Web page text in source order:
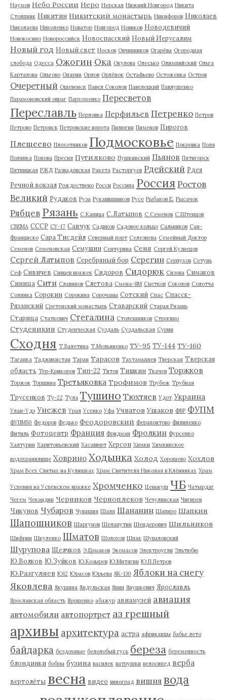
Наумов Небо России Неро Нерская Нижний Новгород Никита
Столпник Никитин Никитский монастырь Никифоров Николаев
Николаева Николенко Новатор Новгород Новиков Новодевичий
Новокосино Новороссийск Новоспасский Новый Иерусалим
Новый год Новый свет Носков Овчинников Огарёва Огородная
слобода Одесса Ожогин Ока Окулова Олесько Олимпийский Ольга
Карталова Ольгово Опарин Орлов Орлёнок Остафьево Остоженка Остров
Очеретный Ошевенск Павел Соколов Павелецкий Павлушенко
Парамоновский овраг Пархоменко Пересветов
Переславль Перловка Перфильев Петренко Петров
Петрово Петровск Петровские ворота Пилюгин Пименов Пирогов
Плещеево Плохотников Подмосковье Покровка Поля
Полянка Попова Пресня Путилково Пушкинский Пьянов Пятигорск
Пятницкая РЖД Развадовская Ракета Расторгуев Рдейский Рдея
Речной вокзал Рождествено Росси Россина Россия Ростов
Великий Рудаков Руза Рукавишников Русе Рыбаков Е. Рысачок
Рябцев Рязань С.Капица С.Латыпов С.Семенов С.Штенцов
СВЕМА СССР СУ-17 Савчук Садиков Садовое кольцо Сальников Сан-
Франциско Сара Тисдейл Северный порт Селезнева Семейный Доктор
Семенов Семеновская Семушин Сенчурина Сеня Сергей Кузнецов
Сергей Латыпов Серебряный бор Серегин Серпухов Сетунь
Сеф Сивичев Сивцев вражек Сидоров Сидорюк Сизова Симаков
Синица Сити Славянов Слетова Смена-8М Снетков Соколов Солотча
Солянка Сорокин Сорокина Сорочаны Сотский Спас Спасск-
Рязанский Сретенский монастырь Ставарский Старая Рязань
Старица Статкевич Стегалина Столешников Строгино
Студеникин Студенческая Суздаль Суздальская Сурин
Сходня Т.Валетина Т.Мельяненко ТУ-95 ТУ-144 ТУ-160
Таганка Таджикистан Таран Тарасов Тахтамышев Тверская Тверская
область Тер-Крикоров Тип-22 Титов Тишкин Ткачев Торжков
Торжок Торшина Третьяковка Трофимов Трубеж Трубная
Трусенков Ту-22 Тула Тушино Тюхтяев Удот Украина
Улан-Удэ Унежев Урал Усенко Уфа Учватов Ушаков ФВР ФУПМ
ФУПМ50 Федоров Федько Феодоровский Ферапонтово Филипенко
Фитиль Фотоцентр Франция Фридман Фролкин Фурсенко
Халтурин Харитоньевский Хасавюрт Херсон Химки Химкинское
водохранилище Ховрино Ходынка Холод Хорошево Хохлов
Храм Всех Святых на Кулишках Храм Святителя Николая в Клённиках Храм
Успения на Успенском вражке Хромченко Ценькуш ЧБ Чатырдаг
Чегем Чекандин Черников Черноплеков Чечулинская Чигирев
Чикунов Чубаров Чувашия Шаля Шананин Шапиро Шапкин
Шапошников Шаргунов Шелапутин Шендерович Шильников
Шифрин Шкуленко Шматов Шолохов Шпак Шуваловский
Шурупова Щелчков Э.Ермаков Экомасов Электроугли Эльтюбю
Ю.Волков Ю.Зуйков Ю.Козырев Ю.Митягин Ю.П.Петров
Ю.Разгуляев Ю12 Юрасов Юрьева ЯК-130 Яблоки на снегу
Яковлева Якушина Яндульская Янин Янушкевич Ярославль
Ярославская область Ярошенко абажур авиамузей авиация
автомобили автопортрет аз грешный
архивы архитектура астра африканцы бабье лето
байдарка бездомные белолобый гусь береза беременность
блондинки бобры бузина василек ватрушки велосипед верба
вертолёты весна видео виноград вишня вода